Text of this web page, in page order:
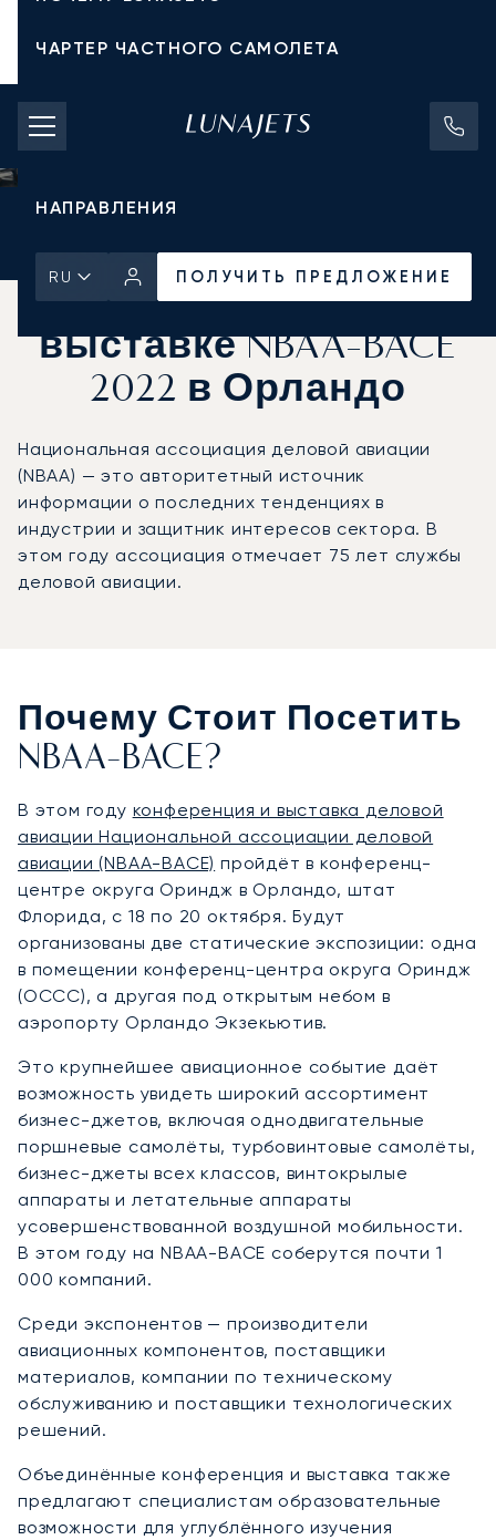
ЧАРТЕР ЧАСТНОГО САМОЛЕТА
СТОИМОСТЬ ЧАРТЕРА
ЧАСТНЫЕ САМОЛЕТЫ
НАПРАВЛЕНИЯ
RU ПОЛУЧИТЬ ПРЕДЛОЖЕНИЕ
Что вас ждёт на
выставке NBAA-BACE
2022 в Орландо
Национальная ассоциация деловой авиации
(NBAA) — это авторитетный источник
информации о последних тенденциях в
индустрии и защитник интересов сектора. В
этом году ассоциация отмечает 75 лет службы
деловой авиации.
Почему Стоит Посетить
NBAA-BACE?
В этом году конференция и выставка деловой
авиации Национальной ассоциации деловой
авиации (NBAA-BACE) пройдёт в конференц-
центре округа Ориндж в Орландо, штат
Флорида, с 18 по 20 октября. Будут
организованы две статические экспозиции: одна
в помещении конференц-центра округа Ориндж
(OCCC), а другая под открытым небом в
аэропорту Орландо Экзекьютив.
Это крупнейшее авиационное событие даёт
возможность увидеть широкий ассортимент
бизнес-джетов, включая однодвигательные
поршневые самолёты, турбовинтовые самолёты,
бизнес-джеты всех классов, винтокрылые
аппараты и летательные аппараты
усовершенствованной воздушной мобильности.
В этом году на NBAA-BACE соберутся почти 1
000 компаний.
Среди экспонентов — производители
авиационных компонентов, поставщики
материалов, компании по техническому
обслуживанию и поставщики технологических
решений.
Объединённые конференция и выставка также
предлагают специалистам образовательные
возможности для углублённого изучения